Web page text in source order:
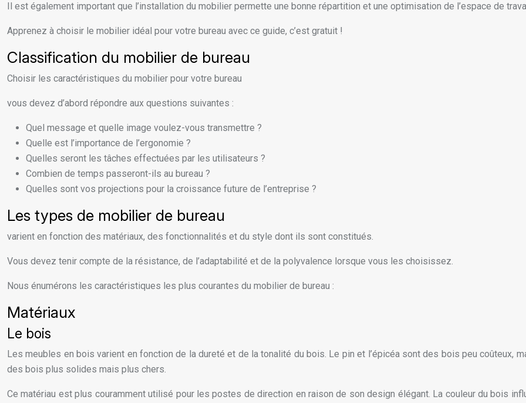
Il est également important que l’installation du mobilier permette une bonne répartition et une optimisation de l’espace de
Apprenez à choisir le mobilier idéal pour votre bureau avec ce guide, c’est gratuit !
Classification du mobilier de bureau
Choisir les caractéristiques du mobilier pour votre bureau
vous devez d’abord répondre aux questions suivantes :
Quel message et quelle image voulez-vous transmettre ?
Quelle est l’importance de l’ergonomie ?
Quelles seront les tâches effectuées par les utilisateurs ?
Combien de temps passeront-ils au bureau ?
Quelles sont vos projections pour la croissance future de l’entreprise ?
Les types de mobilier de bureau
varient en fonction des matériaux, des fonctionnalités et du style dont ils sont constitués.
Vous devez tenir compte de la résistance, de l’adaptabilité et de la polyvalence lorsque vous les choisissez.
Nous énumérons les caractéristiques les plus courantes du mobilier de bureau :
Matériaux
Le bois
Les meubles en bois varient en fonction de la dureté et de la tonalité du bois. Le pin et l’épicéa sont des bois peu coûteux,
des bois plus solides mais plus chers.
Ce matériau est plus couramment utilisé pour les postes de direction en raison de son design élégant. La couleur du bois